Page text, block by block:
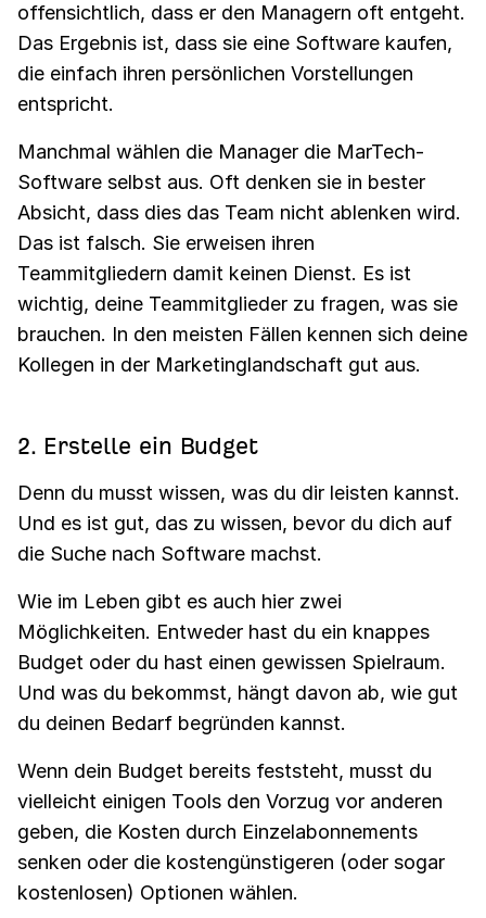
offensichtlich, dass er den Managern oft entgeht.
Das Ergebnis ist, dass sie eine Software kaufen,
die einfach ihren persönlichen Vorstellungen
entspricht.
Manchmal wählen die Manager die MarTech-
Software selbst aus. Oft denken sie in bester
Absicht, dass dies das Team nicht ablenken wird.
Das ist falsch. Sie erweisen ihren
Teammitgliedern damit keinen Dienst. Es ist
wichtig, deine Teammitglieder zu fragen, was sie
brauchen. In den meisten Fällen kennen sich deine
Kollegen in der Marketinglandschaft gut aus.
2. Erstelle ein Budget
Denn du musst wissen, was du dir leisten kannst.
Und es ist gut, das zu wissen, bevor du dich auf
die Suche nach Software machst.
Wie im Leben gibt es auch hier zwei
Möglichkeiten. Entweder hast du ein knappes
Budget oder du hast einen gewissen Spielraum.
Und was du bekommst, hängt davon ab, wie gut
du deinen Bedarf begründen kannst.
Wenn dein Budget bereits feststeht, musst du
vielleicht einigen Tools den Vorzug vor anderen
geben, die Kosten durch Einzelabonnements
senken oder die kostengünstigeren (oder sogar
kostenlosen) Optionen wählen.